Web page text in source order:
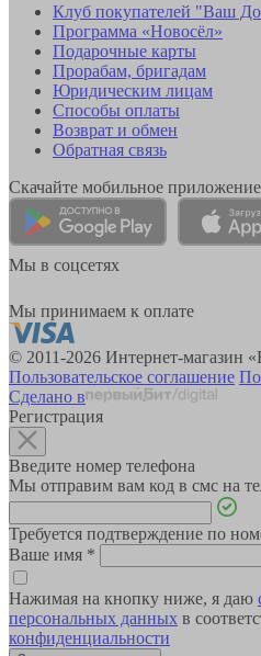
Клуб покупателей "Ваш
Программа «Новосёл»
Подарочные карты
Прорабам, бригадам
Юридическим лицам
Способы оплаты
Возврат и обмен
Обратная связь
Скачайте мобильное приложение
Мы в соцсетях
Мы принимаем к оплате
© 2011-2026 Интернет-магазин
Пользовательское соглашение
Сделано в
Регистрация
Введите номер телефона
Мы отправим вам код в смс на
Требуется подтверждение по
Ваше имя *
Нажимая на кнопку ниже, я даю
персональных данных в
конфиденциальности